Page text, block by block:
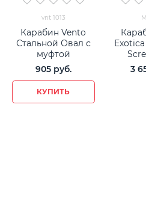
vnt 1013
Карабин Vento
Стальной Овал с
муфтой
905 руб.
КУПИТЬ
3